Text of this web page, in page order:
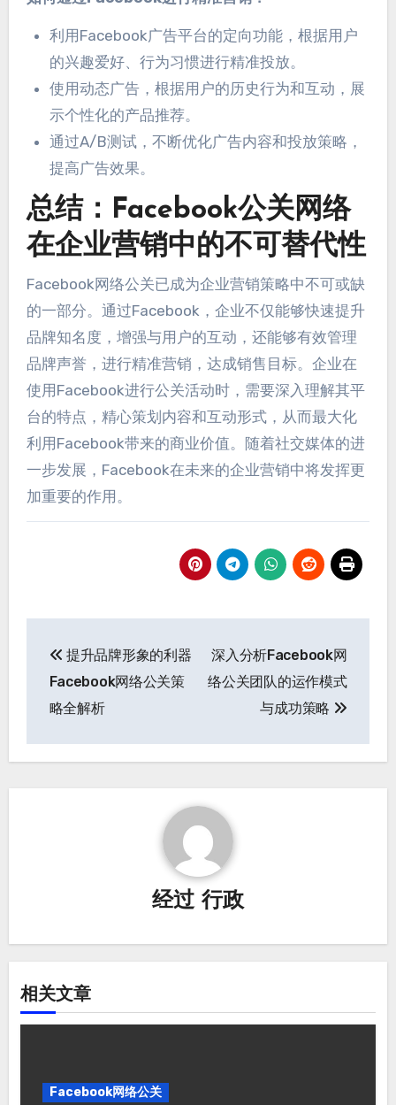
利用Facebook广告平台的定向功能， 根据用户
的兴趣爱好、 行为习惯进行精准投放。
使用动态广告， 根据用户的历史行为和互动 ， 展
示个性化的产品推荐。
通过A/B测试， 不断优化广告内容和投放策略 ，
提高广告效果。
总结： Facebook公关网络
在企业营销中的不可替代性
Facebook网络公关已成为企业营销策略中不可或缺
的一部分。 通过Facebook ， 企业不仅能够快速提升
品牌知名度 ，增强与用户的互动， 还能够有效管理
品牌声誉 ， 进行精准营销 ， 达成销售目标。 企业在
使用Facebook进行公关活动时， 需要深入理解其平
台的特点 ， 精心策划内容和互动形式， 从而最大化
利用Facebook带来的商业价值。
随着社交媒体的进
一步发展 ， Facebook在未来的企业营销中将发挥更
加重要的作用 。
航
后
提升品牌形象的利器
Facebook网络公关策
略全解析
深入分析Facebook网
络公关团队的运作模式
与成功策略
经过 行政
相关文章
Facebook网络公关